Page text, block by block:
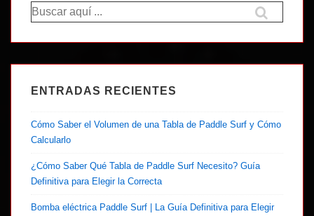
Buscar
por:
ENTRADAS RECIENTES
Cómo Saber el Volumen de una Tabla de Paddle Surf y Cómo
Calcularlo
¿Cómo Saber Qué Tabla de Paddle Surf Necesito? Guía
Definitiva para Elegir la Correcta
Bomba eléctrica Paddle Surf | La Guía Definitiva para Elegir